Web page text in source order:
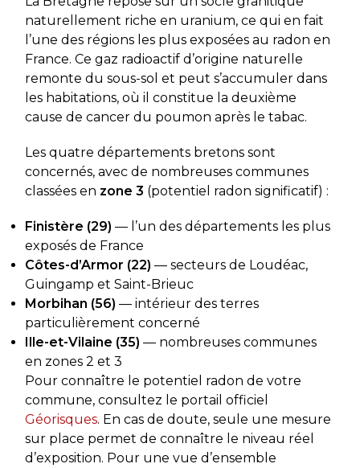
naturellement riche en uranium, ce qui en fait
l’une des régions les plus exposées au radon en
France. Ce gaz radioactif d’origine naturelle
remonte du sous-sol et peut s’accumuler dans
les habitations, où il constitue la deuxième
cause de cancer du poumon après le tabac.
Les quatre départements bretons sont
concernés, avec de nombreuses communes
classées en zone 3 (potentiel radon significatif) :
Finistère (29) — l’un des départements les plus
exposés de France
Côtes-d’Armor (22) — secteurs de Loudéac,
Guingamp et Saint-Brieuc
Morbihan (56) — intérieur des terres
particulièrement concerné
Ille-et-Vilaine (35) — nombreuses communes
en zones 2 et 3
Pour connaître le potentiel radon de votre
commune, consultez le portail officiel
Géorisques. En cas de doute, seule une mesure
sur place permet de connaître le niveau réel
d’exposition. Pour une vue d’ensemble